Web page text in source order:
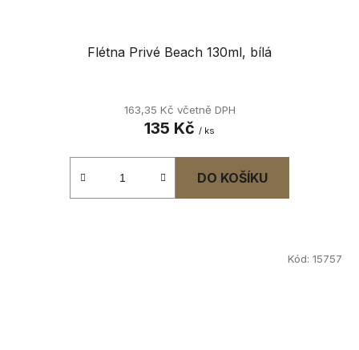
Flétna Privé Beach 130ml, bílá
163,35 Kč včetně DPH
135 Kč / ks
DO KOŠÍKU
Kód: 15757